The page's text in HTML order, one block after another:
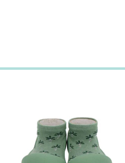
ATTIPAS SUMMER
TIME GREEN
25,60€